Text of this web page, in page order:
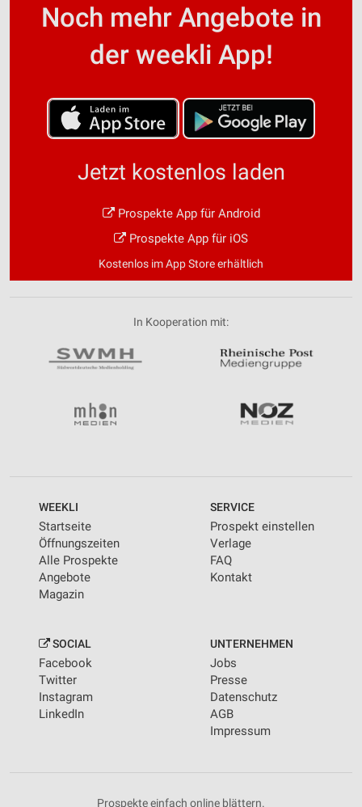
Noch mehr Angebote in
der weekli App!
Jetzt kostenlos laden
Prospekte App für Android
Prospekte App für iOS
Kostenlos im App Store erhältlich
In Kooperation mit:
WEEKLI
Startseite
Öffnungszeiten
Alle Prospekte
Angebote
Magazin
SERVICE
Prospekt einstellen
Verlage
FAQ
Kontakt
SOCIAL
Facebook
Twitter
Instagram
LinkedIn
UNTERNEHMEN
Jobs
Presse
Datenschutz
AGB
Impressum
Prospekte einfach online blättern.